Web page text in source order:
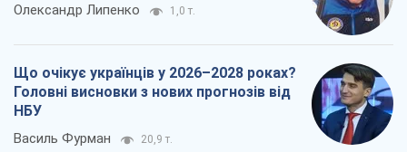
Олександр Липенко 1,0 т.
Що очікує українців у 2026–2028 роках?
Головні висновки з нових прогнозів від
НБУ
Василь Фурман 20,9 т.